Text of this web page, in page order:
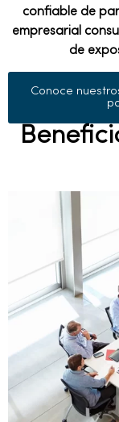
confiable de
empresarial
de
Conoce